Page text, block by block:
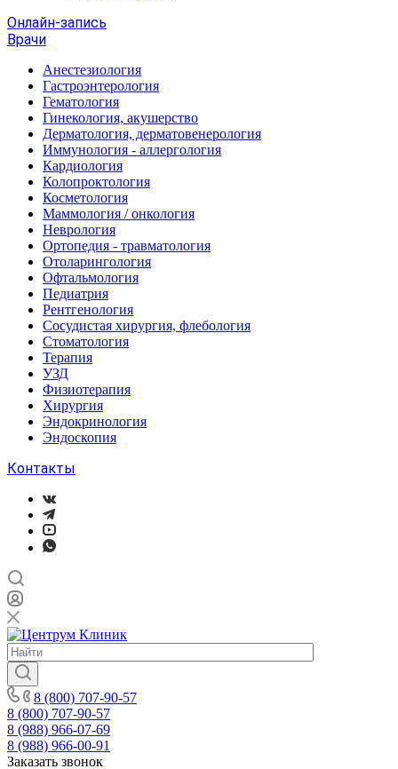
Онлайн-запись
Врачи
Анестезиология
Гастроэнтерология
Гематология
Гинекология, акушерство
Дерматология, дерматовенерология
Иммунология - аллергология
Кардиология
Колопроктология
Косметология
Маммология / онкология
Неврология
Ортопедия - травматология
Отоларингология
Офтальмология
Педиатрия
Рентгенология
Сосудистая хирургия, флебология
Стоматология
Терапия
УЗД
Физиотерапия
Хирургия
Эндокринология
Эндоскопия
Контакты
8 (800) 707-90-57
8 (800) 707-90-57
8 (988) 966-07-69
8 (988) 966-00-91
Заказать звонок